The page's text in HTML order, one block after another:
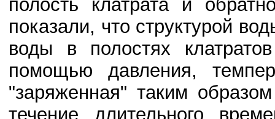
полость клатрата и
показали, что структурой
воды в полостях
помощью давления,
"заряженная" таким
течение длительного